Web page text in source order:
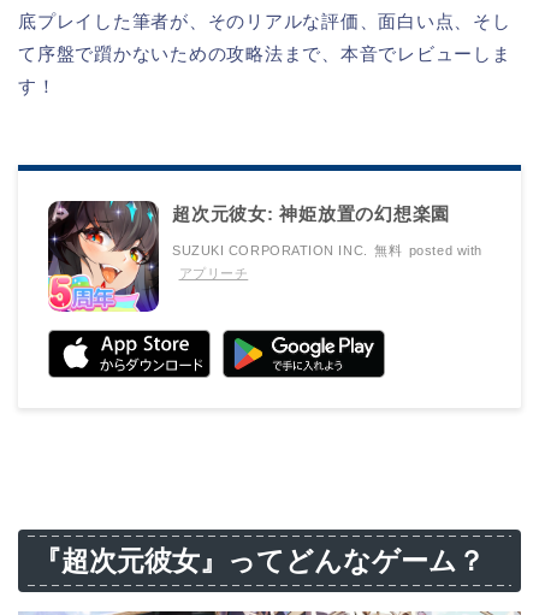
底プレイした筆者が、そのリアルな評価、面白い点、そし
て序盤で躓かないための攻略法まで、本音でレビューしま
す！
超次元彼女: 神姫放置の幻想楽園
SUZUKI CORPORATION INC. 無料 posted with
アプリーチ
『超次元彼女』ってどんなゲーム？